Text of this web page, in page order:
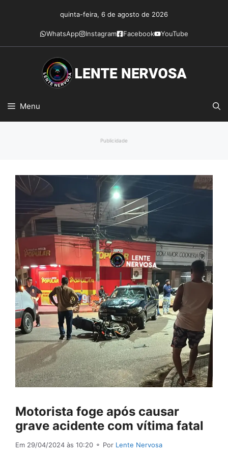
conteúdo
quinta-feira, 6 de agosto de 2026
WhatsApp Instagram Facebook YouTube
Menu
Publicidade
Motorista foge após causar
grave acidente com vítima fatal
Em 29/04/2024 às 10:20 ⚬ Por Lente Nervosa